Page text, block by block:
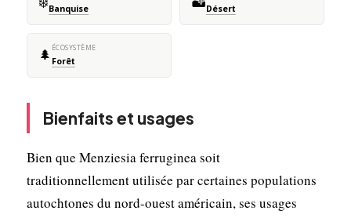
Banquise Désert
🌲 ÉCOSYSTÈME
Forêt
Bienfaits et usages
Bien que Menziesia ferruginea soit
traditionnellement utilisée par certaines populations
autochtones du nord-ouest américain, ses usages